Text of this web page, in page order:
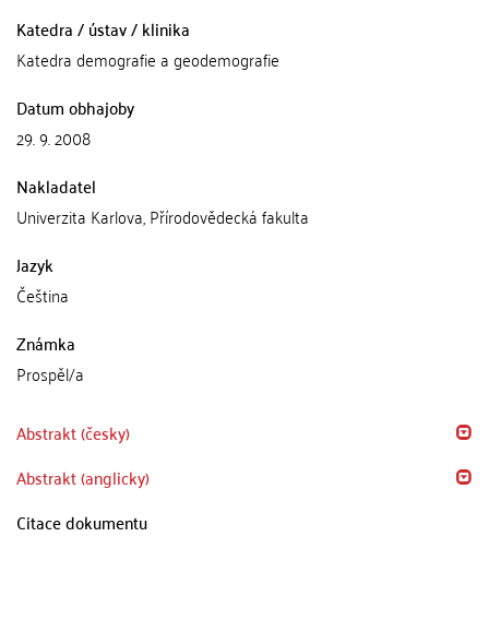
Katedra / ústav / klinika
Katedra demografie a geodemografie
Datum obhajoby
29. 9. 2008
Nakladatel
Univerzita Karlova, Přírodovědecká fakulta
Jazyk
Čeština
Známka
Prospěl/a
Abstrakt (česky)
Abstrakt (anglicky)
Citace dokumentu